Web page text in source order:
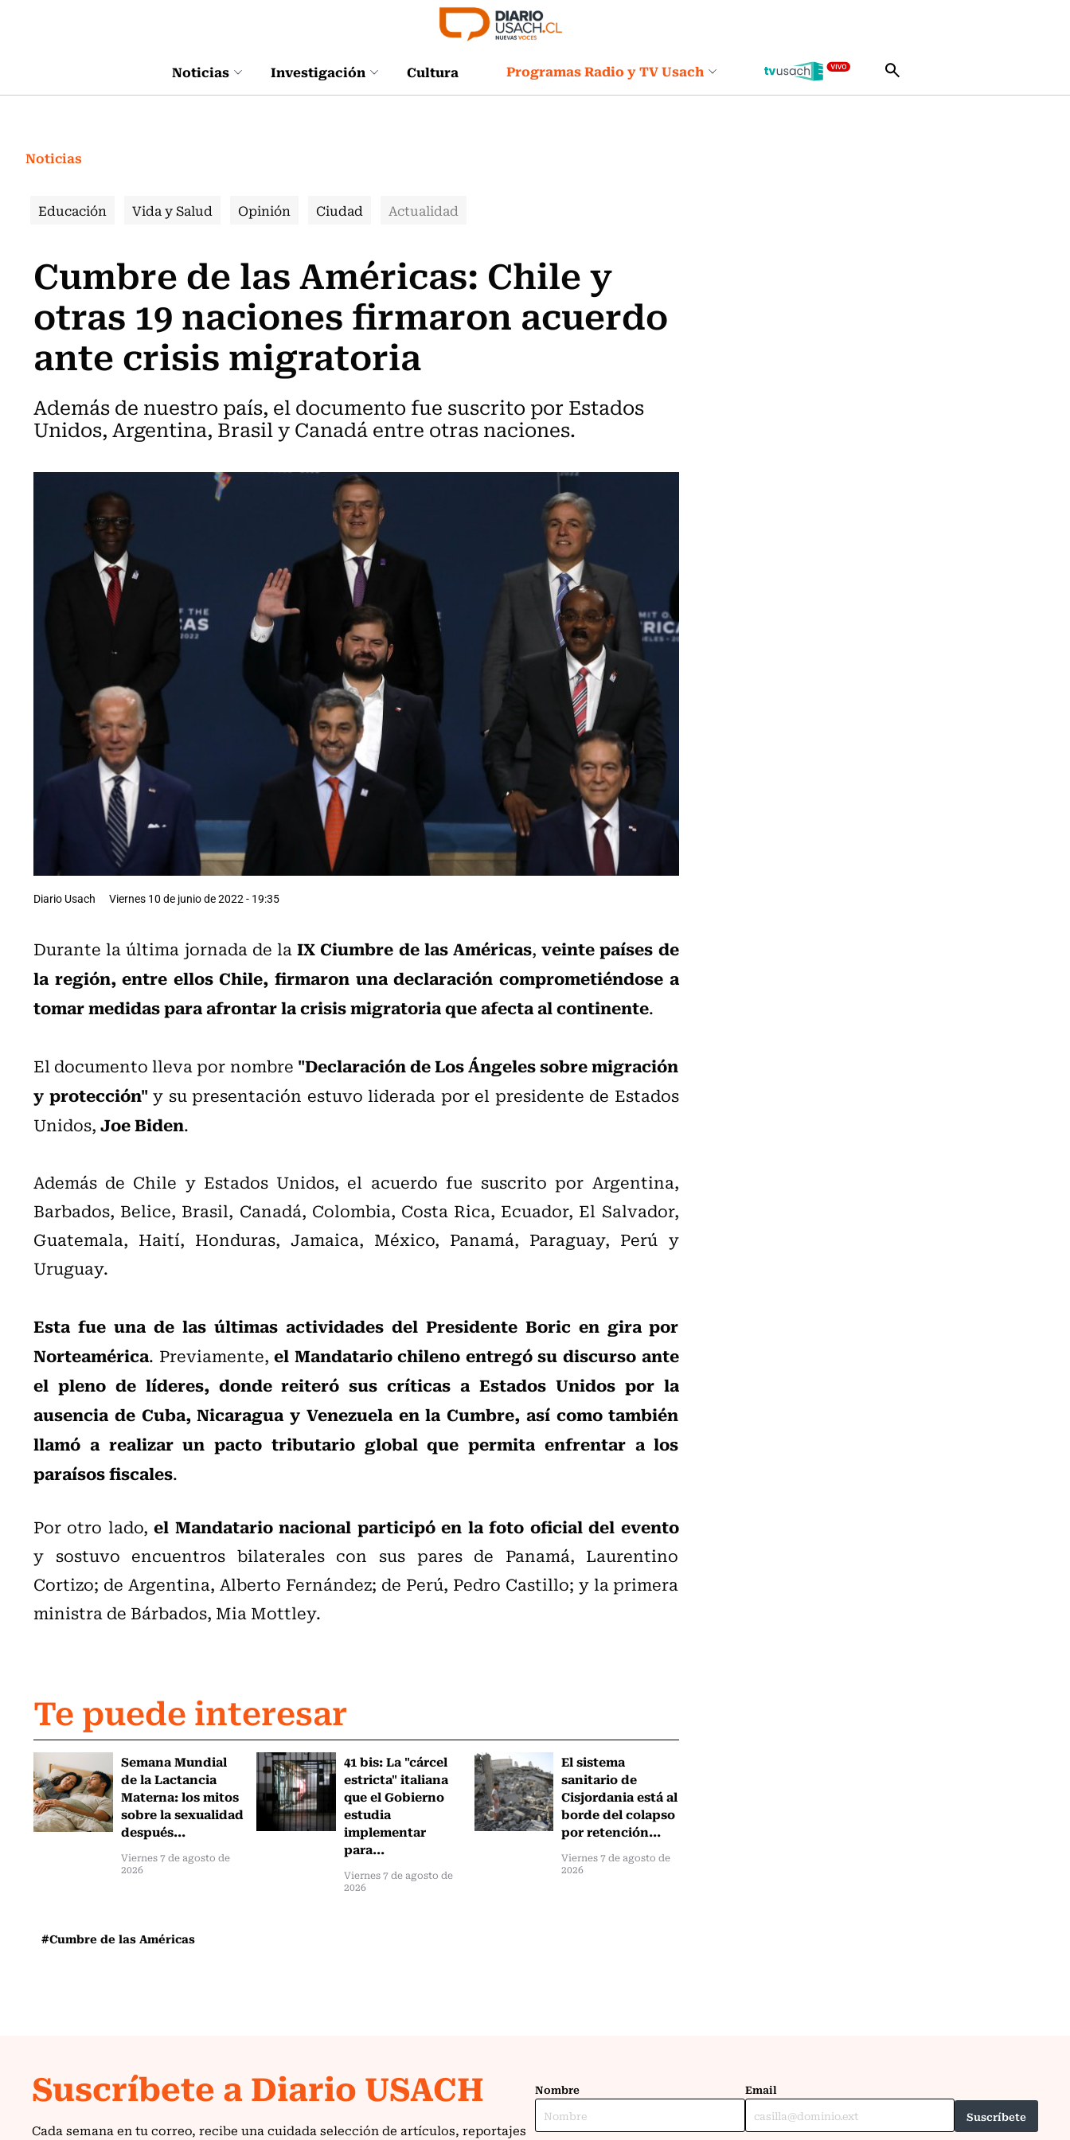
Noticias Investigación Cultura Programas Radio y TV Usach
Noticias
Educación Vida y Salud Opinión Ciudad Actualidad
Cumbre de las Américas: Chile y
otras 19 naciones firmaron acuerdo
ante crisis migratoria
Además de nuestro país, el documento fue suscrito por Estados
Unidos, Argentina, Brasil y Canadá entre otras naciones.
Diario Usach Viernes 10 de junio de 2022 - 19:35
Durante la última jornada de laIX Ciumbre de las Américas,veinte países de
la región, entre ellos Chile, firmaron una declaración comprometiéndose a
tomar medidas para afrontar la crisis migratoria que afecta al continente.
El documento lleva por nombre "Declaración de Los Ángeles sobre migración
y protección" y su presentación estuvo liderada por el presidente de Estados
Unidos,Joe Biden.
Además de Chile y Estados Unidos, el acuerdo fue suscrito por Argentina,
Barbados, Belice, Brasil, Canadá, Colombia, Costa Rica, Ecuador, El Salvador,
Guatemala, Haití, Honduras, Jamaica, México, Panamá, Paraguay, Perú y
Uruguay.
Esta fue una de las últimas actividades del Presidente Boric en gira por
Norteamérica. Previamente,el Mandatario chileno entregó su discurso ante
el pleno de líderes, donde reiteró sus críticas a Estados Unidos por la
ausencia de Cuba, Nicaragua y Venezuela en la Cumbre, así como también
llamó a realizar un pacto tributario global que permita enfrentar a los
paraísos fiscales.
Por otro lado,el Mandatario nacional participó en la foto oficial del evento
y sostuvo encuentros bilaterales con sus pares de Panamá, Laurentino
Cortizo; de Argentina, Alberto Fernández; de Perú, Pedro Castillo; y la primera
ministra de Bárbados, Mia Mottley.
Te puede interesar
Semana Mundial
de la Lactancia
Materna: los mitos
sobre la sexualidad
después...
Viernes 7 de agosto de
2026
41 bis: La "cárcel
estricta" italiana
que el Gobierno
estudia
implementar
para...
Viernes 7 de agosto de
2026
El sistema
sanitario de
Cisjordania está al
borde del colapso
por retención...
Viernes 7 de agosto de
2026
#Cumbre de las Américas